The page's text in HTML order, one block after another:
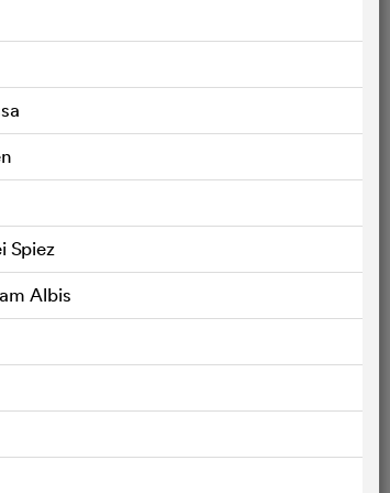
le silence. Des années plus tard,
et une petite équipe de tournage.
Spiez
Albis